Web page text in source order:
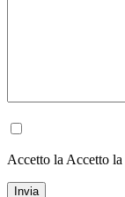
Accetto la Accetto la